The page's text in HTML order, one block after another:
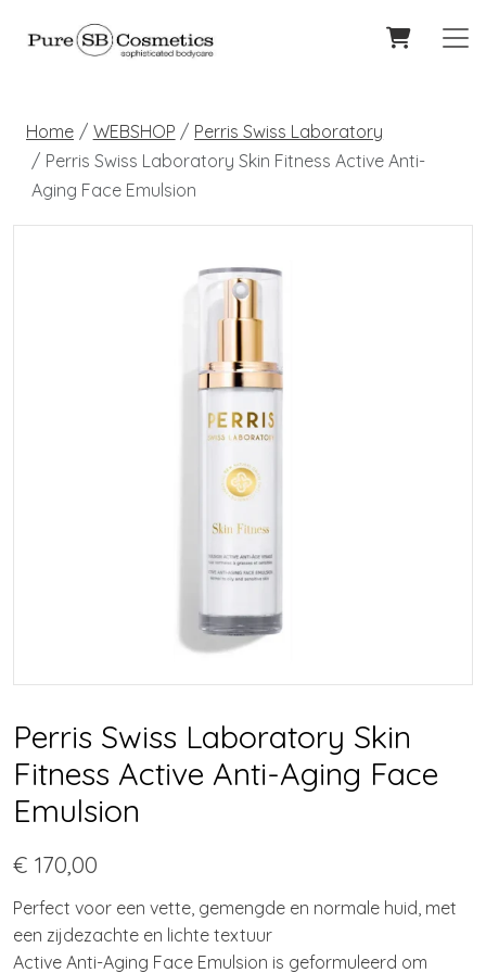
Home WEBSHOP
Perris Swiss Laboratory
Perris Swiss Laboratory Skin Fitness Active Anti-
Aging Face Emulsion
Perris Swiss Laboratory Skin
Fitness Active Anti-Aging Face
Emulsion
€ 170,00
Perfect voor een vette, gemengde en normale huid, met
een zijdezachte en lichte textuur
Active Anti-Aging Face Emulsion is geformuleerd om